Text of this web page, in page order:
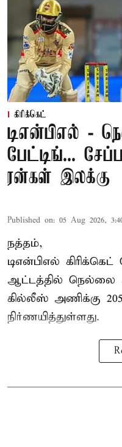
கிரிக்கெட்
டிஎன்பிஎல் -
பேட்டிங்...
ரன்கள் இலக்கு
Published on: 05 Aug 2026,
நத்தம்,
டிஎன்பிஎல்
ஆட்டத்தில் நெல்லை
கில்லீஸ் அணிக்கு
நிர்ணயித்துள்ளது.